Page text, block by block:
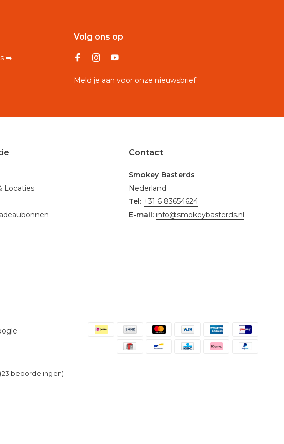
➡️
Volg ons op
Meld je aan voor onze nieuwsbrief
Locaties
Contact
Smokey Basterds
Nederland
Tel: +31 6 83654624
E-mail: info@smokeybasterds.nl
beoordelingen)